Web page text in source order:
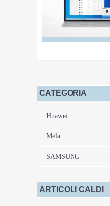
CATEGORIA
Huawei
Mela
SAMSUNG
ARTICOLI CALDI